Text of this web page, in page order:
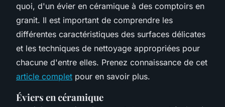
quoi, d'un évier en céramique à des comptoirs en
granit. Il est important de comprendre les
différentes caractéristiques des surfaces délicates
et les techniques de nettoyage appropriées pour
chacune d'entre elles. Prenez connaissance de cet
article complet pour en savoir plus.
Éviers en céramique